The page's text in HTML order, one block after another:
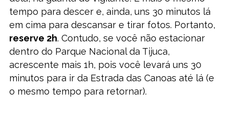
tempo para descer e, ainda, uns 30 minutos lá
em cima para descansar e tirar fotos. Portanto,
reserve 2h. Contudo, se você não estacionar
dentro do Parque Nacional da Tijuca,
acrescente mais 1h, pois você levará uns 30
minutos para ir da Estrada das Canoas até lá (e
o mesmo tempo para retornar).